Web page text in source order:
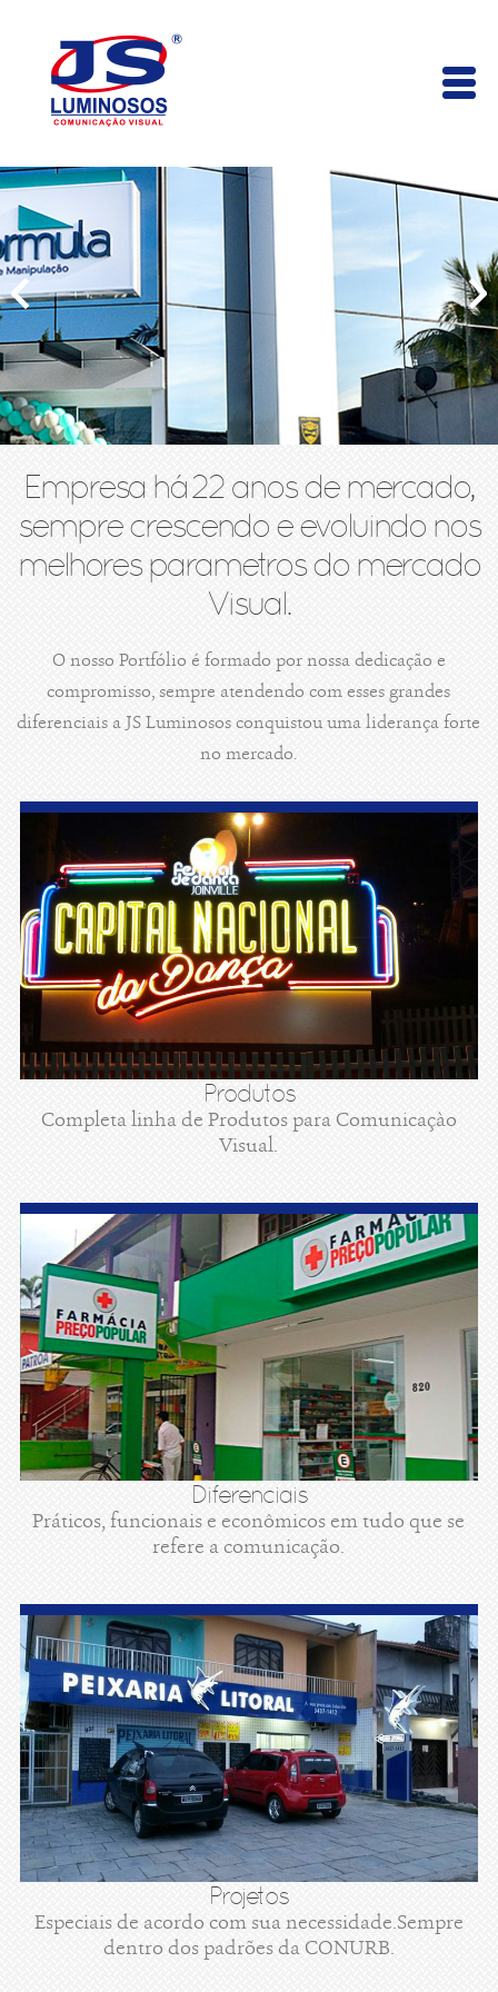
Empresa há 22 anos de mercado,
sempre crescendo e evoluindo nos
melhores parametros do mercado
Visual.
O nosso Portfólio é formado por nossa dedicação e
compromisso, sempre atendendo com esses grandes
diferenciais a JS Luminosos conquistou uma liderança forte
no mercado.
Produtos
Completa linha de Produtos para Comunicaçào
Visual.
Diferenciais
Práticos, funcionais e econômicos em tudo que se
refere a comunicação.
Projetos
Especiais de acordo com sua necessidade.Sempre
dentro dos padrões da CONURB.